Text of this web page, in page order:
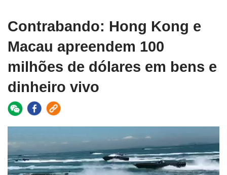
Contrabando: Hong Kong e
Macau apreendem 100
milhões de dólares em bens e
dinheiro vivo